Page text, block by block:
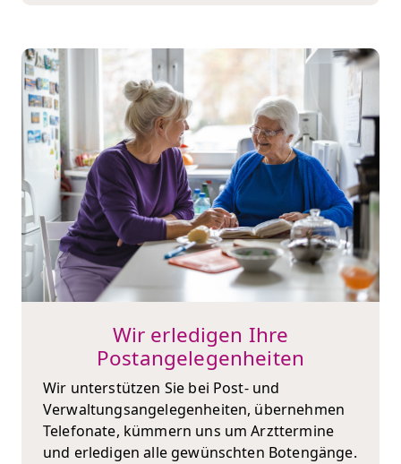
Wir erledigen Ihre
Postangelegenheiten
Wir unterstützen Sie bei Post- und
Verwaltungsangelegenheiten, übernehmen
Telefonate, kümmern uns um Arzttermine
und erledigen alle gewünschten Botengänge.